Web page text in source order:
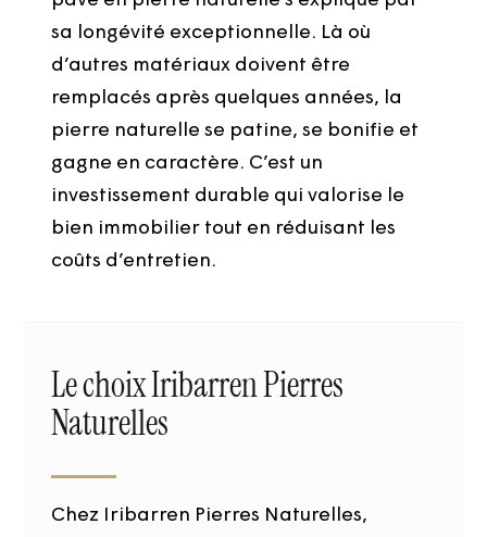
sa longévité exceptionnelle. Là où
d’autres matériaux doivent être
remplacés après quelques années, la
pierre naturelle se patine, se bonifie et
gagne en caractère. C’est un
investissement durable qui valorise le
bien immobilier tout en réduisant les
coûts d’entretien.
Le choix Iribarren Pierres
Naturelles
Chez Iribarren Pierres Naturelles,